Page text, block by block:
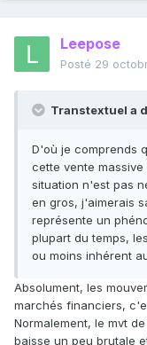
Leepose
Posté 29
Transtextuel a
D'où je comprends
cette vente
situation n'est pas
en gros, j'aimerais
représente un
plupart du temps,
ou moins inhérent
Absolument, les
marchés financiers,
Normalement, le mvt
baisse un peu brutale